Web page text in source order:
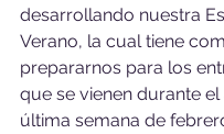
desarrollando nuestra
Verano, la cual tiene
prepararnos para los
que se vienen durante el
última semana de